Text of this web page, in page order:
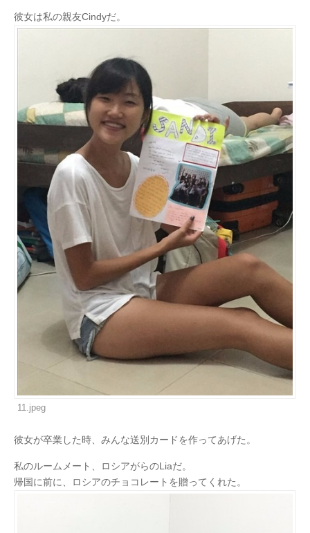
彼女は私の親友Cindyだ。
11.jpeg
彼女が卒業した時、みんな送別カードを作ってあげた。
私のルームメート、ロシアがらのLiaだ。
帰国に前に、ロシアのチョコレートを贈ってくれた。